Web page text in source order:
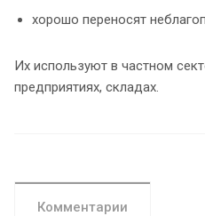
хорошо переносят
Их используют в частном
предприятиях, складах.
Комментарии